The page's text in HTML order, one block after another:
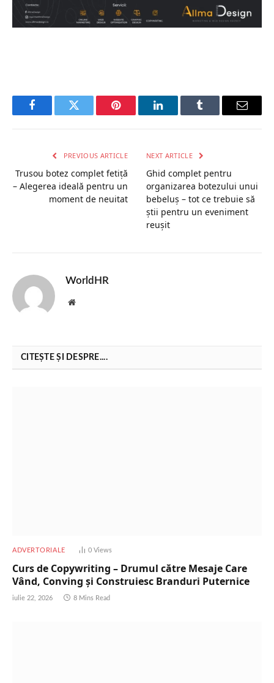
FacebookTwitter Pinterest LinkedInTumblr Email
PREVIOUS ARTICLE
Trusou botez complet fetiță
– Alegerea ideală pentru un
moment de neuitat
NEXT ARTICLE
Ghid complet pentru
organizarea botezului unui
bebeluș – tot ce trebuie să
știi pentru un eveniment
reușit
WorldHR
Website
CITEȘTE ȘI DESPRE....
ADVERTORIALE 0 Views
Curs de Copywriting – Drumul către Mesaje Care
Vând, Conving și Construiesc Branduri Puternice
iulie 22, 2026 8 Mins Read